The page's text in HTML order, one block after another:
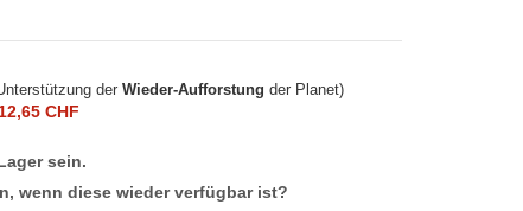
der Wieder-Aufforstung der Planet)
12,65 CHF
sein.
wenn diese wieder verfügbar ist?